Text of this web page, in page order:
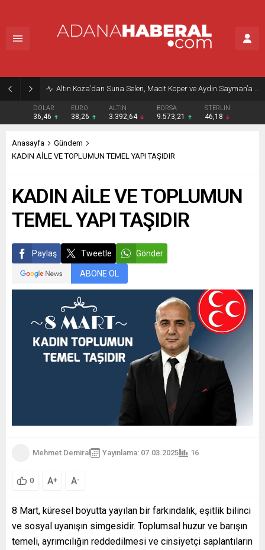
Altın Koza’dan Suna Selen, Macit Koper ve Aydın Sayman’a Emek Ödülü
DOLAR
36,46
EURO
38,26
ALTIN
3.392,64
BORSA
9.573,21
STERLIN
46,18
Anasayfa
Gündem
KADIN AİLE VE TOPLUMUN TEMEL YAPI TAŞIDIR
KADIN AİLE VE TOPLUMUN
TEMEL YAPI TAŞIDIR
Paylaş Tweetle Gönder
ABONE OL
Mehmet Demiral Yayınlama: 07.03.2025 16
0 A+ A-
8 Mart, küresel boyutta yayılan bir farkındalık, eşitlik bilinci
ve sosyal uyanışın simgesidir. Toplumsal huzur ve barışın
temeli, ayrımcılığın reddedilmesi ve cinsiyetçi saplantıların